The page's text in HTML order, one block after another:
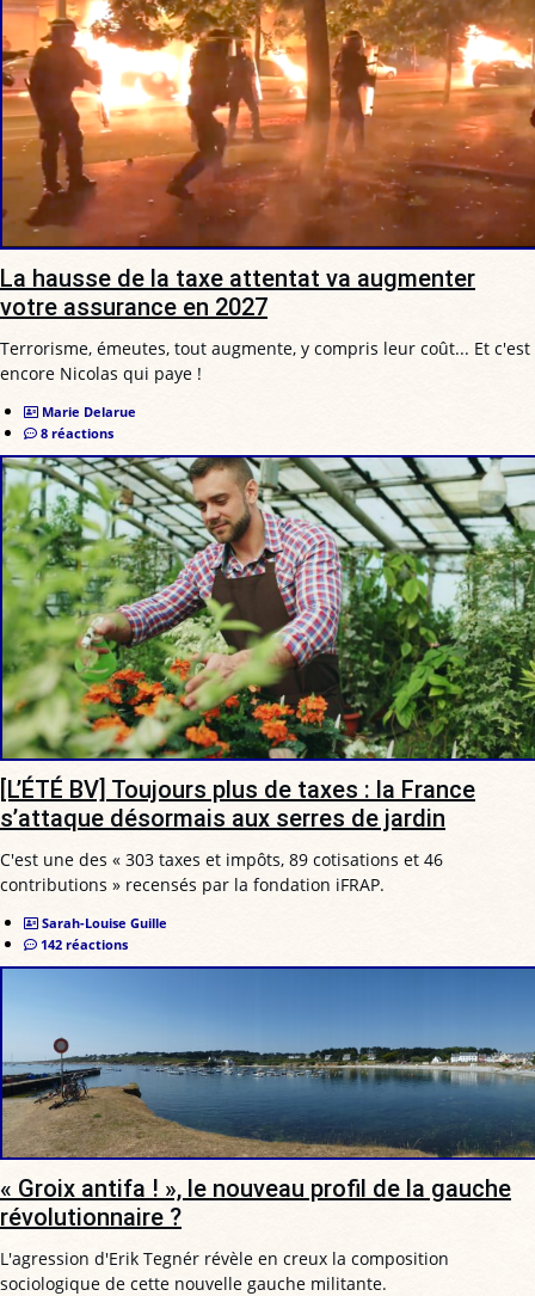
La hausse de la taxe attentat va augmenter
votre assurance en 2027
Terrorisme, émeutes, tout augmente, y compris leur coût... Et c'est
encore Nicolas qui paye !
Marie Delarue
8 réactions
[L’ÉTÉ BV] Toujours plus de taxes : la France
s’attaque désormais aux serres de jardin
C'est une des « 303 taxes et impôts, 89 cotisations et 46
contributions » recensés par la fondation iFRAP.
Sarah-Louise Guille
142 réactions
« Groix antifa ! », le nouveau profil de la gauche
révolutionnaire ?
L'agression d'Erik Tegnér révèle en creux la composition
sociologique de cette nouvelle gauche militante.